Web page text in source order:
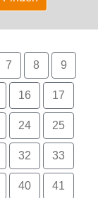
7 8 9
16 17
24 25
32 33
40 41